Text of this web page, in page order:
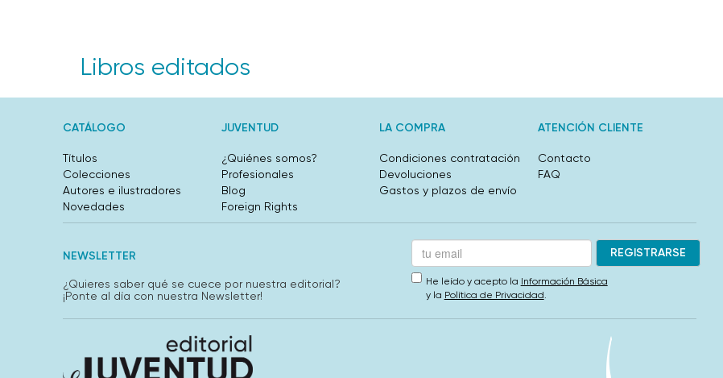
Libros editados
CATÁLOGO
Títulos
Colecciones
Autores e ilustradores
Novedades
JUVENTUD
¿Quiénes somos?
Profesionales
Blog
Foreign Rights
LA COMPRA
Condiciones contratación
Devoluciones
Gastos y plazos de envío
ATENCIÓN CLIENTE
Contacto
FAQ
NEWSLETTER
¿Quieres saber qué se cuece por nuestra editorial?
¡Ponte al día con nuestra Newsletter!
He leído y acepto la Información Básica
y la Política de Privacidad.